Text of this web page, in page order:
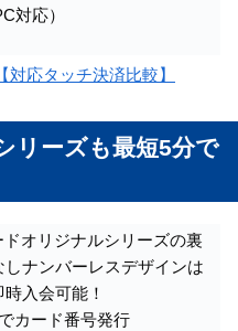
対応）
応タッチ決済比較】
リーズも最短5分で
オリジナルシリーズの裏
しナンバーレスデザインは
入会可能！
カード番号発行